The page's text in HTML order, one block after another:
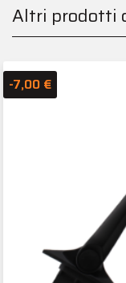
Altri prodotti
-7,00 €